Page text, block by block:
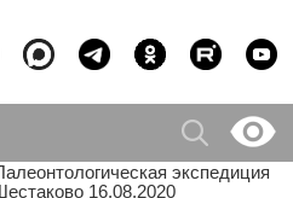
экспедиция
16.08.2020